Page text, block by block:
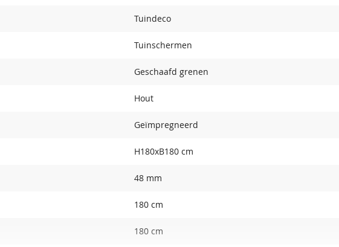
Tuindeco
Tuinschermen
Geschaafd grenen
Hout
Geïmpregneerd
H180xB180 cm
48 mm
180 cm
180 cm